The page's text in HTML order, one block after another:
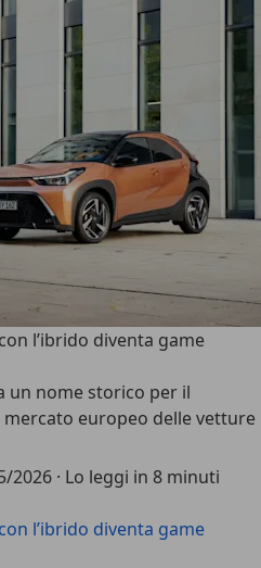
l’ibrido diventa game
un nome storico per il
europeo delle vetture
2026 · Lo leggi in 8 minuti
l’ibrido diventa game